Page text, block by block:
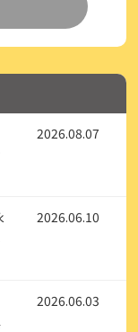
2026.08.07
2026.06.10
2026.06.03